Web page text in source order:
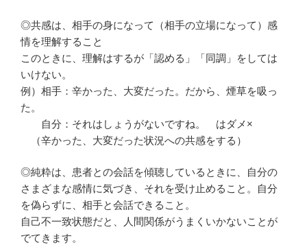
◎共感は、相手の身になって（相手の立場になって）感
情を理解すること
このときに、理解はするが「認める」「同調」をしては
いけない。
例）相手：辛かった、大変だった。だから、煙草を吸っ
た。
自分：それはしょうがないですね。 はダメ×
（辛かった、大変だった状況への共感をする）
◎純粋は、患者との会話を傾聴しているときに、自分の
さまざまな感情に気づき、それを受け止めること。自分
を偽らずに、相手と会話できること。
自己不一致状態だと、人間関係がうまくいかないことが
でてきます。